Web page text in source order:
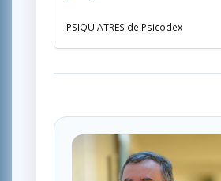
PSIQUIATRES de Psicodex